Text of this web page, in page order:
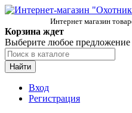
Интернет магазин
Корзина ждет
Выберите любое предложение
Найти
Вход
Регистрация